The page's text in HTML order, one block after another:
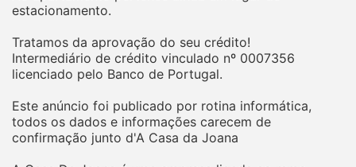
estacionamento.
Tratamos da aprovação do seu crédito!
Intermediário de crédito vinculado nº 0007356
licenciado pelo Banco de Portugal.
Este anúncio foi publicado por rotina informática,
todos os dados e informações carecem de
confirmação junto d'A Casa da Joana